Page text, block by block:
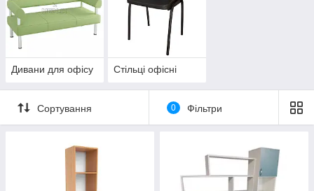
Дивани для офісу Стільці офісні
Сортування 0 Фільтри